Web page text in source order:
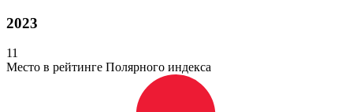
2023
11
Место в рейтинге Полярного индекса